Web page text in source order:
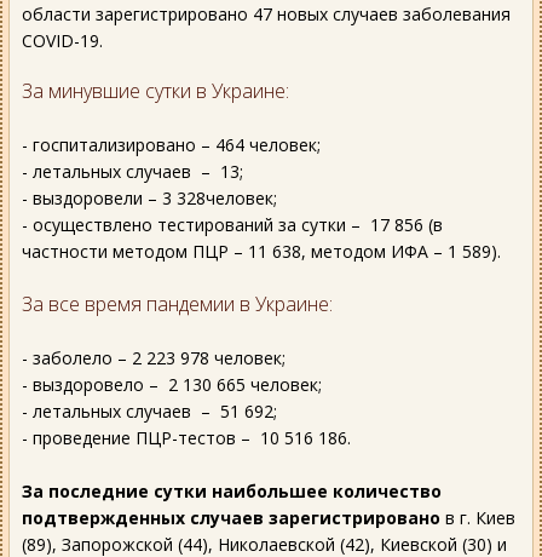
области зарегистрировано 47 новых случаев заболевания
COVID-19.
За минувшие сутки в Украине:
- госпитализировано – 464 человек;
- летальных случаев – 13;
- выздоровели – 3 328человек;
- осуществлено тестирований за сутки – 17 856 (в
частности методом ПЦР – 11 638, методом ИФА – 1 589).
За все время пандемии в Украине:
- заболело – 2 223 978 человек;
- выздоровело – 2 130 665 человек;
- летальных случаев – 51 692;
- проведение ПЦР-тестов – 10 516 186.
За последние сутки наибольшее количество
подтвержденных случаев зарегистрировано в г. Киев
(89), Запорожской (44), Николаевской (42), Киевской (30) и